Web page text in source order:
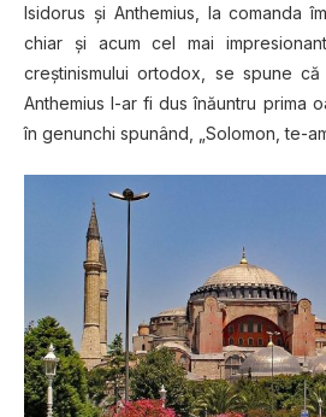
Isidorus şi Anthemius, la comanda
chiar şi acum cel mai
creştinismului ortodox, se spune
Anthemius l-ar fi dus înăuntru prima
în genunchi spunând, „Solomon, te-